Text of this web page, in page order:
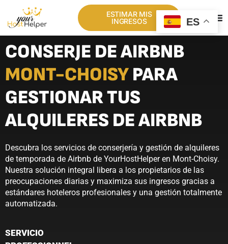
ESTIMAR MIS
INGRESOS
CONSERJE DE AIRBNB
MONT-CHOISY PARA
GESTIONAR TUS
ALQUILERES DE AIRBNB
Descubra los servicios de conserjería y gestión de alquileres
de temporada de Airbnb de YourHostHelper en Mont-Choisy.
Nuestra solución integral libera a los propietarios de las
preocupaciones diarias y maximiza sus ingresos gracias a
estándares hoteleros profesionales y una gestión totalmente
automatizada.
SERVICIO
ES